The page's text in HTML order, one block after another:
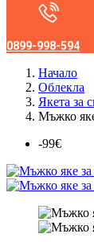
0899-998-594
Начало
Облекла
Якета за
Мъжко
-99€